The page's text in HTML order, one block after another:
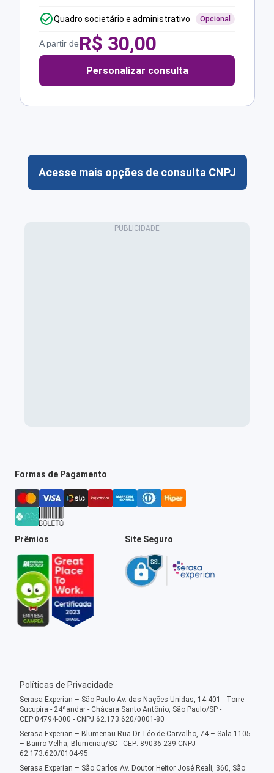
Quadro societário e administrativo Opcional
A partir deR$ 30,00
Personalizar consulta
Acesse mais opções de consulta CNPJ
Formas de Pagamento
Prêmios Site Seguro
Políticas de Privacidade
Serasa Experian – São Paulo Av. das Nações Unidas, 14.401 - Torre
Sucupira - 24ºandar - Chácara Santo Antônio, São Paulo/SP -
CEP:04794-000 - CNPJ 62.173.620/0001-80
Serasa Experian – Blumenau Rua Dr. Léo de Carvalho, 74 – Sala 1105
– Bairro Velha, Blumenau/SC - CEP: 89036-239 CNPJ
62.173.620/0104-95
Serasa Experian – São Carlos Av. Doutor Heitor José Reali, 360, São